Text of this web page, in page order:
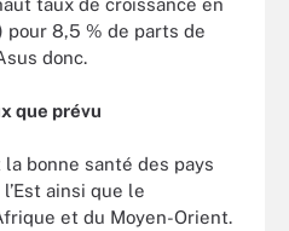
pour 8,5 % de parts de
donc.
que prévu
bonne santé des pays
ainsi que le
et du Moyen-Orient.